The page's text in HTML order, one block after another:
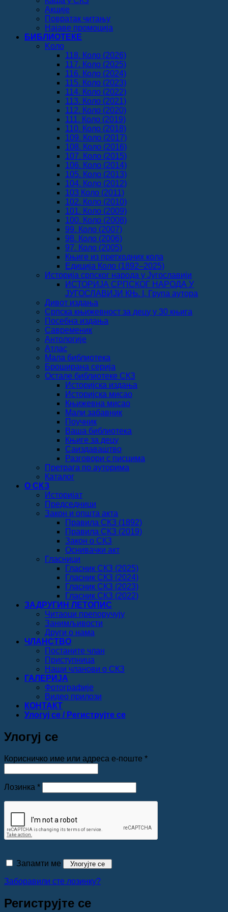
Акције
Повратак читању
Најаве промоција
БИБЛИОТЕКЕ
Koло
118. Коло (2026)
117. Коло (2025)
116. Коло (2024)
115. Коло (2023)
114. Коло (2022)
113. Коло (2021)
112. Коло (2020)
111. Коло (2019)
110. Коло (2018)
109. Коло (2017)
108. Коло (2016)
107. Коло (2015)
106. Коло (2014)
105. Коло (2013)
104. Коло (2012)
103 Коло (2011)
102. Коло (2010)
101. Коло (2009)
100. Коло (2008)
99. Коло (2007)
98. Коло (2006)
97. Коло (2005)
Књиге из претходних кола
Едиција Коло (1892‒2025)
Историја српског народа у Југославији
ИСТОРИЈА СРПСКОГ НАРОДА У
ЈУГОСЛАВИЈИ КЊ. I, Група аутора
Дивот издања
Српска књижевност за децу у 30 књига
Посебна издања
Савременик
Антологије
Атлас
Мала библиотека
Броширана серија
Остале библиотеке СКЗ
Историјска издања
Историјска мисао
Књижевна мисао
Мали забавник
Поучник
Ваша библиотека
Књиге за децу
Саиздаваштво
Разговори с писцима
Претрага по ауторима
Каталог
О СКЗ
Историјат
Председници
Закон и општа акта
Правила СКЗ (1892)
Правила СКЗ (2019)
Закон о СКЗ
Оснивачки акт
Гласници
Гласник СКЗ (2025)
Гласник СКЗ (2024)
Гласник СКЗ (2023)
Гласник СКЗ (2022)
ЗАДРУГИН ЛЕТОПИС
Читаоци препоручују
Занимљивости
Други о нама
ЧЛАНСТВО
Постаните члан
Приступница
Наши чланови о СКЗ
ГАЛЕРИЈА
Фотографије
Видео прилози
КОНТАКТ
Улогуј се / Региструјте се
Улогуј се
Корисничко име или адреса е-поште *Обавезно
Лозинка *Обавезно
Запамти ме Улогујте се
Заборавили сте лозинку?
Региструјте се